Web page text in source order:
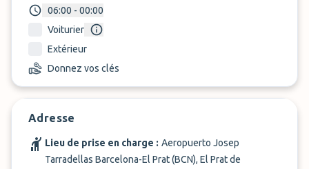
06:00 - 00:00
Voiturier
Extérieur
Donnez vos clés
Adresse
Lieu de prise en charge : Aeropuerto Josep
Tarradellas Barcelona-El Prat (BCN), El Prat de